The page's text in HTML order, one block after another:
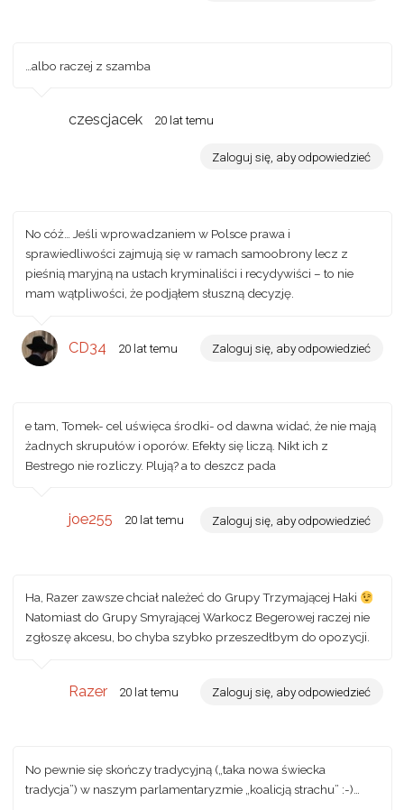
…albo raczej z szamba
czescjacek 20 lat temu
Zaloguj się, aby odpowiedzieć
No cóż… Jeśli wprowadzaniem w Polsce prawa i
sprawiedliwości zajmują się w ramach samoobrony lecz z
pieśnią maryjną na ustach kryminaliści i recydywiści – to nie
mam wątpliwości, że podjąłem słuszną decyzję.
CD34 20 lat temu Zaloguj się, aby odpowiedzieć
e tam, Tomek- cel uświęca środki- od dawna widać, że nie mają
żadnych skrupułów i oporów. Efekty się liczą. Nikt ich z
Bestrego nie rozliczy. Plują? a to deszcz pada
joe255 20 lat temu Zaloguj się, aby odpowiedzieć
Ha, Razer zawsze chciał należeć do Grupy Trzymającej Haki
Natomiast do Grupy Smyrającej Warkocz Begerowej raczej nie
zgłoszę akcesu, bo chyba szybko przeszedłbym do opozycji.
Razer 20 lat temu Zaloguj się, aby odpowiedzieć
No pewnie się skończy tradycyjną („taka nowa świecka
tradycja”) w naszym parlamentaryzmie „koalicją strachu” :-)…